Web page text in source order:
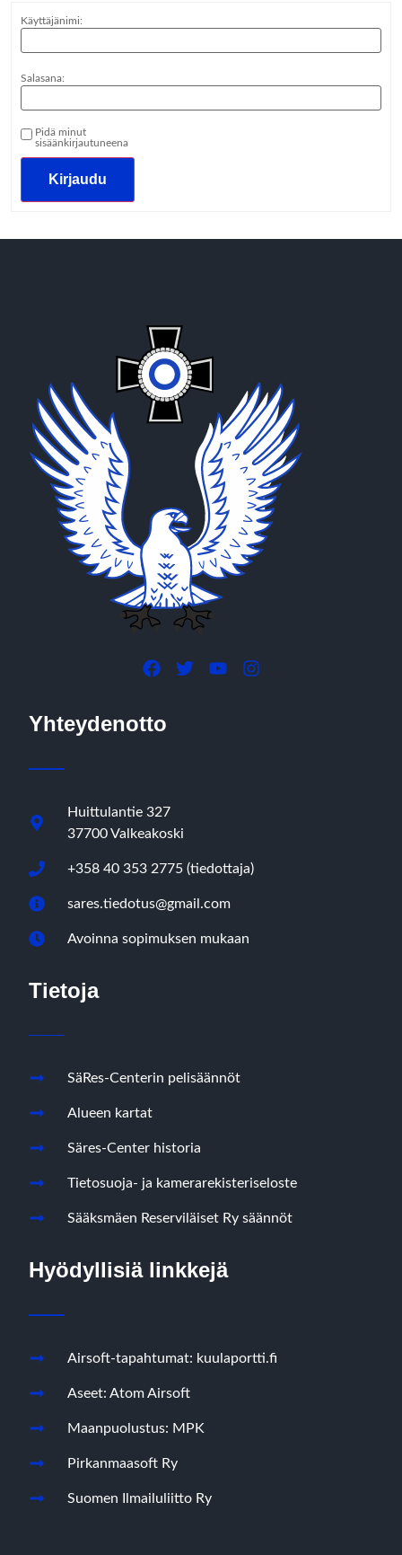
Käyttäjänimi:
Salasana:
Pidä minut
sisäänkirjautuneena
Kirjaudu
Yhteydenotto
Huittulantie 327
37700 Valkeakoski
+358 40 353 2775 (tiedottaja)
sares.tiedotus@gmail.com
Avoinna sopimuksen mukaan
Tietoja
SäRes-Centerin pelisäännöt
Alueen kartat
Säres-Center historia
Tietosuoja- ja kamerarekisteriseloste
Sääksmäen Reserviläiset Ry säännöt
Hyödyllisiä linkkejä
Airsoft-tapahtumat: kuulaportti.fi
Aseet: Atom Airsoft
Maanpuolustus: MPK
Pirkanmaasoft Ry
Suomen Ilmailuliitto Ry